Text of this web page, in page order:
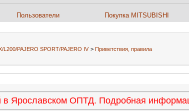
Пользователи Покупка MITSUBISHI
L200/PAJERO SPORT/PAJERO IV > Приветствия, правила
в Ярославском ОПТД. Подробная